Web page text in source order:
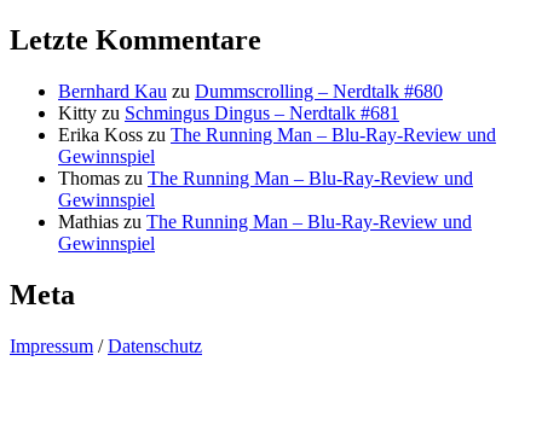
Letzte Kommentare
Bernhard Kau zu Dummscrolling – Nerdtalk #680
Kitty zu Schmingus Dingus – Nerdtalk #681
Erika Koss zu The Running Man – Blu-Ray-Review und
Gewinnspiel
Thomas zu The Running Man – Blu-Ray-Review und
Gewinnspiel
Mathias zu The Running Man – Blu-Ray-Review und
Gewinnspiel
Meta
Impressum /Datenschutz